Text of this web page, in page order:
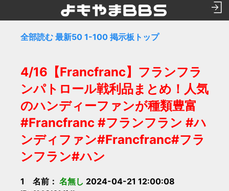
全部読む 最新50 1-100 掲示板トップ
4/16【Francfranc】フランフラ
ンパトロール戦利品まとめ！人気
のハンディーファンが種類豊富
#Francfranc #フランフラン #ハ
ンディファン#Francfranc#フラ
ンフラン#ハン
1 名前： 名無し 2024-04-21 12:00:08